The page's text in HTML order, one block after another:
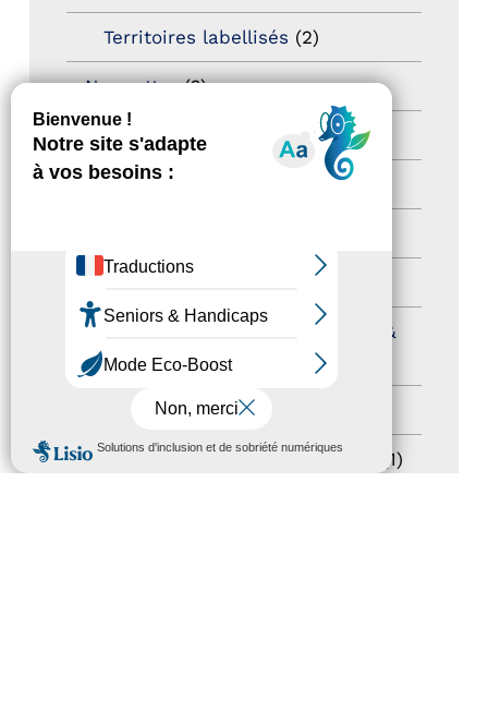
MENU
Territoires labellisés (2)
Newsetter(6)
Newsletter pro
Nos Actions
Formation
Journées nationales Tourisme &
Handicap(5)
Salons(11)
Sommet mondial du tourisme (1)